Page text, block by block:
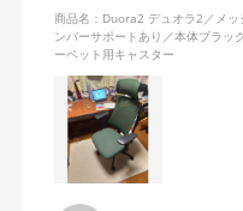
商品名：Duora2 デュオラ2／メ
ンバーサポートあり／本体ブラッ
ーペット用キャスター